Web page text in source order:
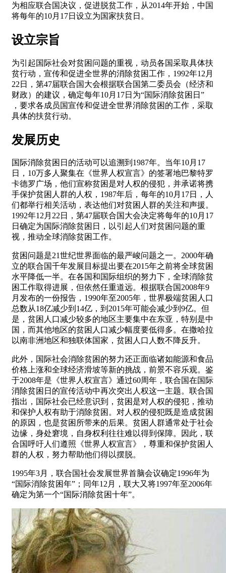
为相应联合国决议，促进脱贫工作，从2014年开始，中国
将每年的10月17日设立为国家扶贫日。
设立宗旨
为引起国际社会对贫困问题的重视，动员各国采取具体扶
贫行动，宣传和促进全世界的消除贫困工作，1992年12月
22日，第47届联合国大会根据联合国第二委员会（经济和
财政）的建议，确定每年10月17日为“国际消除贫困日”
，要求各成员国宣传和促进全世界消除贫困的工作，采取
具体的扶贫行动。
发展历史
国际消除贫困日的活动可以追溯到1987年。当年10月17
日，10万多人聚集在《世界人权宣言》的签署地巴黎特罗
卡德罗广场，他们宣称贫困是对人权的侵犯，并承诺将携
手保护贫困人群的人权，1987年后，每年的10月17日，人
们都举行相关活动，表达他们对贫困人群的关注和声援。
1992年12月22日，第47届联合国大会决定将每年的10月17
日确定为国际消除贫困日，以引起人们对贫困问题的重
视，推动全球消除贫困工作。
贫困问题是21世纪世界面临的最严峻问题之一。2000年确
立的联合国千年发展目标提出要在2015年之前将全球贫困
水平降低一半。在各国和国际组织的努力下，全球消除贫
困工作取得进展，但依然任重道远。根据联合国2008年9
月发布的一份报告，1990年至2005年，世界极端贫困人口
总数从18亿减少到14亿，到2015年可能会减少到9亿。但
是，贫困人口减少较多的地区主要集中在东亚，特别是中
国，而其他地区的贫困人口减少幅度要低得多。在撒哈拉
以南非洲地区和独联体国家，贫困人口人数不降反升。
此外，国际社会消除贫困的努力还正面临诸如能源和食品
价格上涨和全球经济滑坡等新的挑战，前景不容乐观。鉴
于2008年是《世界人权宣言》通过60周年，联合国在国际
消除贫困日的宣传活动中再次突出人权这一主题。联合国
指出，国际社会已经意识到，贫困是对人权的侵犯，推动
和保护人权有助于消除贫困。对人权的侵犯既是造成贫困
的原因，也是贫困所带来的后果。贫困人群通常处于社会
边缘，身处窘境，自身权利往往难以得到保障。因此，联
合国呼吁人们遵照《世界人权宣言》，尊重和保护贫困人
群的人权，努力帮助他们得以摆脱。
1995年3月，联合国社会发展世界首脑会议确定1996年为
“国际消除贫困年”；同年12月，联大又将1997年至2006年
确定为第一个“国际消除贫困十年”。